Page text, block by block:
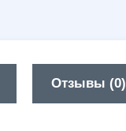
Отзывы (0)